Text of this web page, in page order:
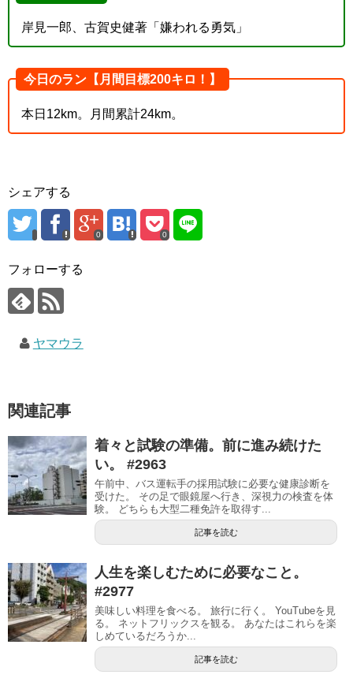
岸見一郎、古賀史健著「嫌われる勇気」
今日のラン【月間目標200キロ！】
本日12km。月間累計24km。
シェアする
0 0
フォローする
ヤマウラ
関連記事
着々と試験の準備。前に進み続けた
い。 #2963
午前中、バス運転手の採用試験に必要な健康診断を
受けた。 その足で眼鏡屋へ行き、深視力の検査を体
験。 どちらも大型二種免許を取得す...
記事を読む
人生を楽しむために必要なこと。
#2977
美味しい料理を食べる。 旅行に行く。 YouTubeを見
る。 ネットフリックスを観る。 あなたはこれらを楽
しめているだろうか...
記事を読む